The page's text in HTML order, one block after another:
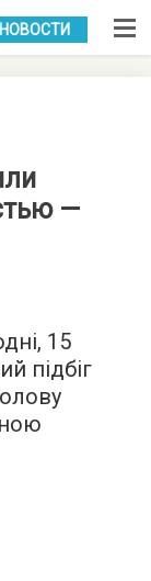
УКР РУС
НОВОСТИ
—
15
підбіг